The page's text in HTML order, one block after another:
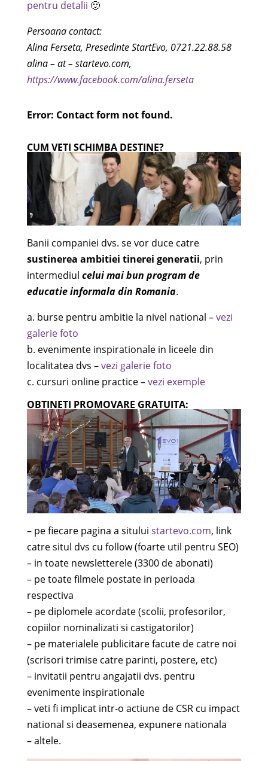
pentru detalii 🙂
Persoana contact:
Alina Ferseta, Presedinte StartEvo, 0721.22.88.58
alina – at – startevo.com,
https://www.facebook.com/alina.ferseta
Error: Contact form not found.
CUM VETI SCHIMBA DESTINE?
Banii companiei dvs. se vor duce catre
sustinerea ambitiei tinerei generatii, prin
intermediul celui mai bun program de
educatie informala din Romania.
a. burse pentru ambitie la nivel national –vezi
galerie foto
b. evenimente inspirationale in liceele din
localitatea dvs –vezi galerie foto
c. cursuri online practice –vezi exemple
OBTINETI PROMOVARE GRATUITA:
– pe fiecare pagina a sitului startevo.com, link
catre situl dvs cu follow (foarte util pentru SEO)
– in toate newsletterele (3300 de abonati)
– pe toate filmele postate in perioada
respectiva
– pe diplomele acordate (scolii, profesorilor,
copiilor nominalizati si castigatorilor)
– pe materialele publicitare facute de catre noi
(scrisori trimise catre parinti, postere, etc)
– invitatii pentru angajatii dvs. pentru
evenimente inspirationale
– veti fi implicat intr-o actiune de CSR cu impact
national si deasemenea, expunere nationala
– altele.